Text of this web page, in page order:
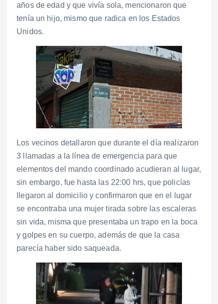
años de edad y que vivía sola, mencionaron que
tenía un hijo, mismo que radica en los Estados
Unidos.
Los vecinos detallaron que durante el día realizaron
3 llamadas a la línea de emergencia para que
elementos del mando coordinado acudieran al lugar,
sin embargo, fue hasta las 22:00 hrs, que policías
llegaron al domicilio y confirmaron que en el lugar
se encontraba una mujer tirada sobre las escaleras
sin vida, misma que presentaba un trapo en la boca
y golpes en su cuerpo, además de que la casa
parecía haber sido saqueada.